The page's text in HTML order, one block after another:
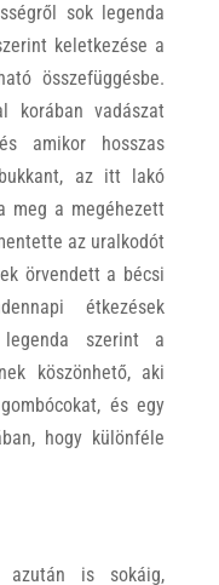
sok legenda
keletkezése a
összefüggésbe.
korában vadászat
amikor hosszas
az itt lakó
meg a megéhezett
az uralkodót
örvendett a bécsi
étkezések
szerint a
köszönhető, aki
és egy
hogy különféle
azután is sokáig,